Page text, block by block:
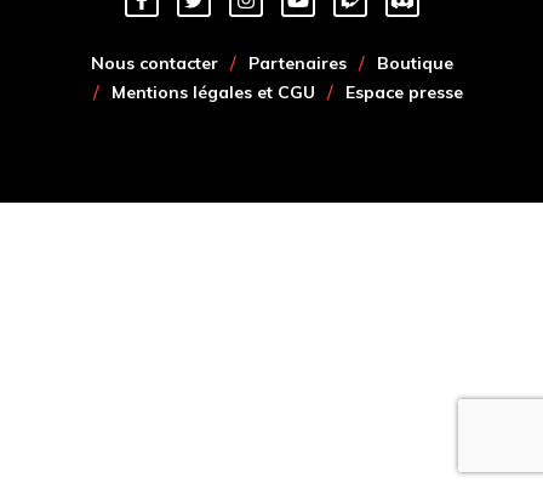
Nous contacter Partenaires
Boutique
Mentions légales et CGU
Espace presse